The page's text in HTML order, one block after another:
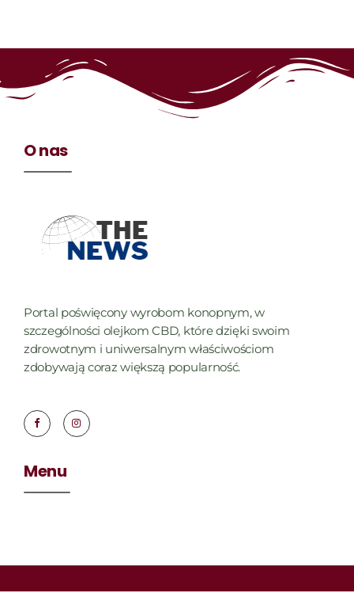
O nas
Portal poświęcony wyrobom konopnym, w
szczególności olejkom CBD, które dzięki swoim
zdrowotnym i uniwersalnym właściwościom
zdobywają coraz większą popularność.
Menu